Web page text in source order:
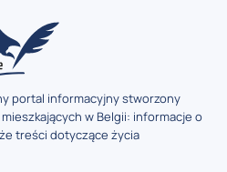
portal informacyjny stworzony
w Belgii: informacje o
treści dotyczące życia